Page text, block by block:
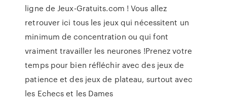
ligne de Jeux-Gratuits.com ! Vous allez
retrouver ici tous les jeux qui nécessitent un
minimum de concentration ou qui font
vraiment travailler les neurones !Prenez votre
temps pour bien réfléchir avec des jeux de
patience et des jeux de plateau, surtout avec
les Echecs et les Dames